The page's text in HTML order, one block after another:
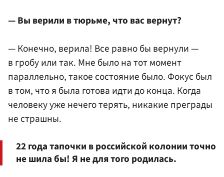
— Вы верили в тюрьме, что вас вернут?
— Конечно, верила! Все равно бы вернули —
в гробу или так. Мне было на тот момент
параллельно, такое состояние было. Фокус был
в том, что я была готова идти до конца. Когда
человеку уже нечего терять, никакие преграды
не страшны.
22 года тапочки в российской колонии точно
не шила бы! Я не для того родилась.